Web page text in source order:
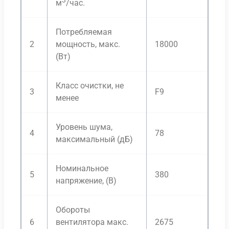
м /час.
2
Потребляемая
мощность, макс.
(Вт)
18000
3
Класс очистки, не
менее
F9
4
Уровень шума,
максимальный (дБ)
78
5
Номинальное
напряжение, (В)
380
6
Обороты
вентилятора макс.
2675